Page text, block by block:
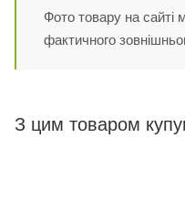
Фото товару на сайті
фактичного
З цим товаром